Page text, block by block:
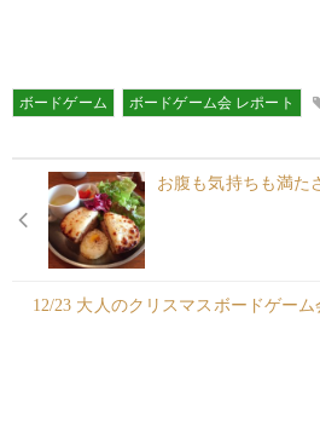
ボードゲーム ボードゲーム会 レポート
お腹も気持ちも満た
12/23 大人のクリスマスボードゲーム